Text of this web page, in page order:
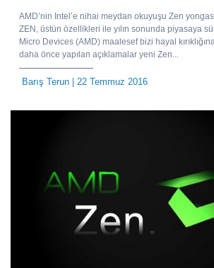
AMD’nin Intel’e nihai meydan okuyuşu Zen
ZEN, üstün özellikleri ile yılın sonunda piyasaya
Micro Devices (AMD) maalesef bizi hayal
daha önce yapılan açıklamalar yeni Zen...
Barış Terun | 22 Temmuz 2016